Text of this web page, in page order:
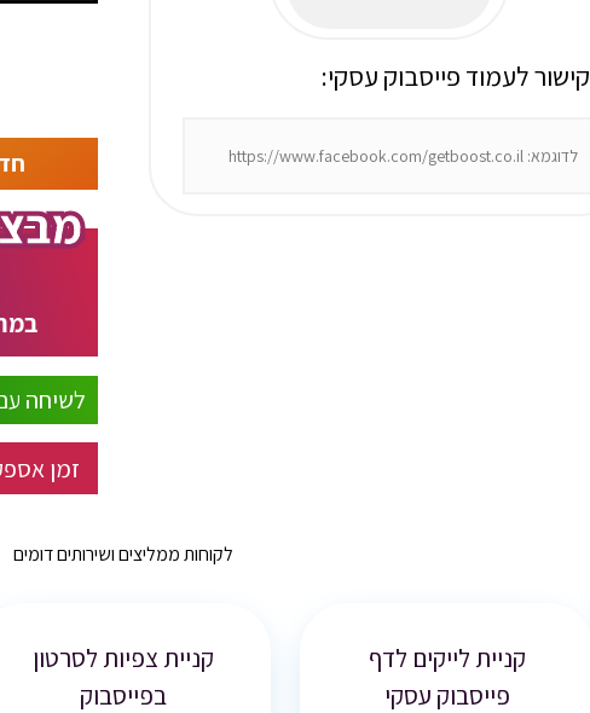
לשיחה
זמן
:קישור לעמוד פייסבוק עסקי
לקוחות ממליצים ושירותים דומים
קניית לייקים לדף
פייסבוק עסקי
קניית צפיות לסרטון
בפייסבוק